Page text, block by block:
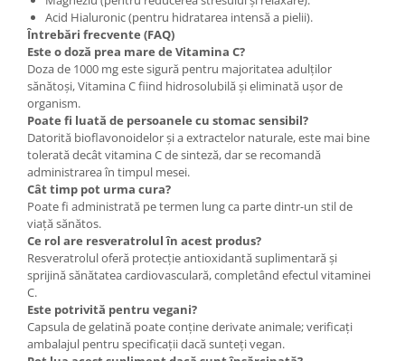
Acid Hialuronic (pentru hidratarea intensă a pielii).
Întrebări frecvente (FAQ)
Este o doză prea mare de Vitamina C?
Doza de 1000 mg este sigură pentru majoritatea adulților
sănătoși, Vitamina C fiind hidrosolubilă și eliminată ușor de
organism.
Poate fi luată de persoanele cu stomac sensibil?
Datorită bioflavonoidelor și a extractelor naturale, este mai bine
tolerată decât vitamina C de sinteză, dar se recomandă
administrarea în timpul mesei.
Cât timp pot urma cura?
Poate fi administrată pe termen lung ca parte dintr-un stil de
viață sănătos.
Ce rol are resveratrolul în acest produs?
Resveratrolul oferă protecție antioxidantă suplimentară și
sprijină sănătatea cardiovasculară, completând efectul vitaminei
C.
Este potrivită pentru vegani?
Capsula de gelatină poate conține derivate animale; verificați
ambalajul pentru specificații dacă sunteți vegan.